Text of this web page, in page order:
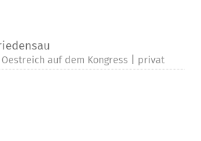
auf dem Kongress | privat